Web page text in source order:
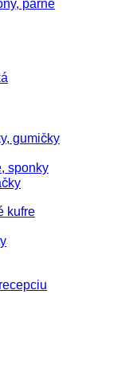
parné
gumičky
sponky
kufre